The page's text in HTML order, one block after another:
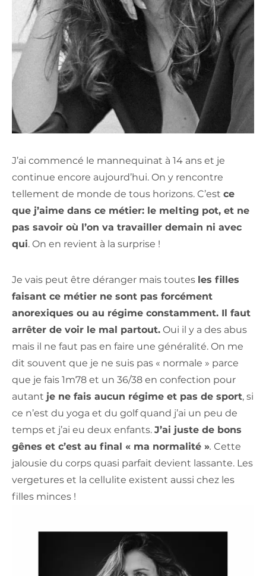
J’ai commencé le mannequinat à 14 ans et je
continue encore aujourd’hui. On y rencontre
tellement de monde de tous horizons. C’est ce
que j’aime dans ce métier: le melting pot, et ne
pas savoir où l’on va travailler demain ni avec
qui. On en revient à la surprise !
Je vais peut être déranger mais toutes les filles
faisant ce métier ne sont pas forcément
anorexiques ou au régime constamment. Il faut
arrêter de voir le mal partout. Oui il y a des abus
mais il ne faut pas en faire une généralité. On me
dit souvent que je ne suis pas « normale » parce
que je fais 1m78 et un 36/38 en confection pour
autant je ne fais aucun régime et pas de sport, si
ce n’est du yoga et du golf quand j’ai un peu de
temps et j’ai eu deux enfants. J’ai juste de bons
gênes et c’est au final « ma normalité ». Cette
jalousie du corps quasi parfait devient lassante. Les
vergetures et la cellulite existent aussi chez les
filles minces !